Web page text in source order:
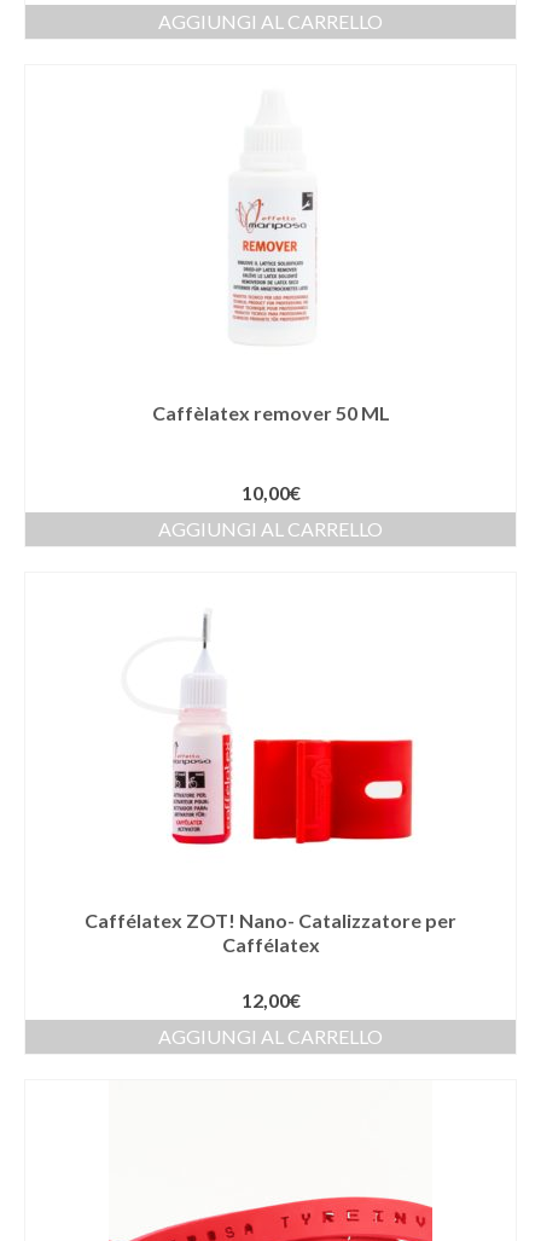
AGGIUNGI AL CARRELLO
Caffèlatex remover 50 ML
10,00€
AGGIUNGI AL CARRELLO
Caffélatex ZOT! Nano- Catalizzatore per
Caffélatex
12,00€
AGGIUNGI AL CARRELLO